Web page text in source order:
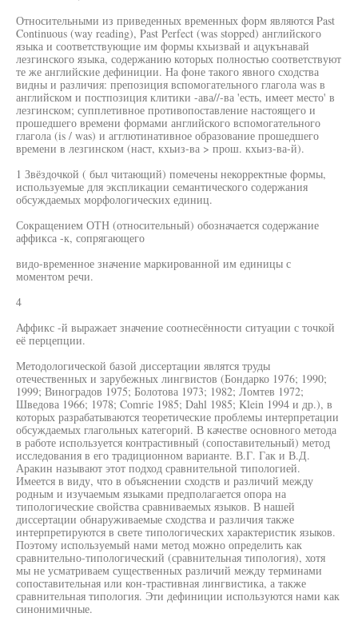
Относительными из приведенных временных форм являются Past
Continuous (way reading), Past Perfect (was stopped) английского
языка и соответствующие им формы кхьизвай и ацукънавай
лезгинского языка, содержанию которых полностью соответствуют
те же английские дефиниции. На фоне такого явного сходства
видны и различия: препозиция вспомогательного глагола was в
английском и постпозиция клитики -ава//-ва 'есть, имеет место' в
лезгинском; супплетивное противопоставление настоящего и
прошедшего времени формами английского вспомогательного
глагола (is / was) и агглютинативное образование прошедшего
времени в лезгинском (наст, кхьиз-ва > прош. кхьиз-ва-й).
1 Звёздочкой ( был читающий) помечены некорректные формы,
используемые для экспликации семантического содержания
обсуждаемых морфологических единиц.
Сокращением ОТН (относительный) обозначается содержание
аффикса -к, сопрягающего
видо-временное значение маркированной им единицы с
моментом речи.
4
Аффикс -й выражает значение соотнесённости ситуации с точкой
её перцепции.
Методологической базой диссертации являтся труды
отечественных и зарубежных лингвистов (Бондарко 1976; 1990;
1999; Виноградов 1975; Болотова 1973; 1982; Ломтев 1972;
Шведова 1966; 1978; Comrie 1985; Dahl 1985; Klein 1994 и др.), в
которых разрабатываются теоретические проблемы интерпретации
обсуждаемых глагольных категорий. В качестве основного метода
в работе используется контрастивный (сопоставительный) метод
исследования в его традиционном варианте. В.Г. Гак и В.Д.
Аракин называют этот подход сравнительной типологией.
Имеется в виду, что в объяснении сходств и различий между
родным и изучаемым языками предполагается опора на
типологические свойства сравниваемых языков. В нашей
диссертации обнаруживаемые сходства и различия также
интерпретируются в свете типологических характеристик языков.
Поэтому используемый нами метод можно определить как
сравнительно-типологический (сравнительная типология), хотя
мы не усматриваем существенных различий между терминами
сопоставительная или кон-трастивная лингвистика, а также
сравнительная типология. Эти дефиниции используются нами как
синонимичные.